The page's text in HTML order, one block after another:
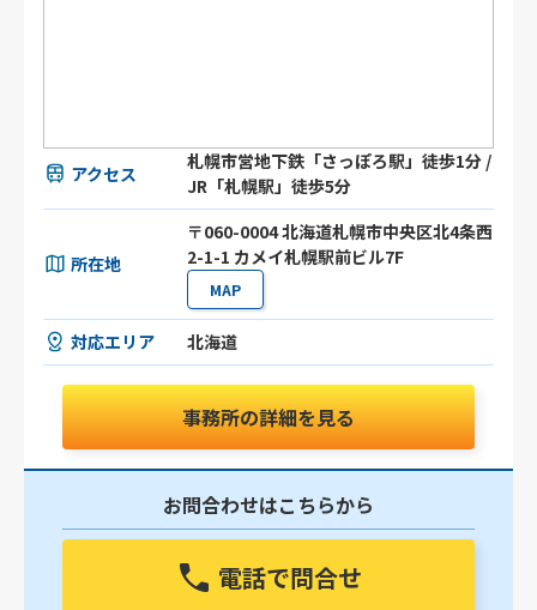
アクセス
札幌市営地下鉄「さっぽろ駅」徒歩1分 /
JR「札幌駅」徒歩5分
所在地
〒060-0004 北海道札幌市中央区北4条西
2-1-1 カメイ札幌駅前ビル7F
MAP
対応エリア 北海道
事務所の詳細を見る
お問合わせはこちらから
電話で問合せ